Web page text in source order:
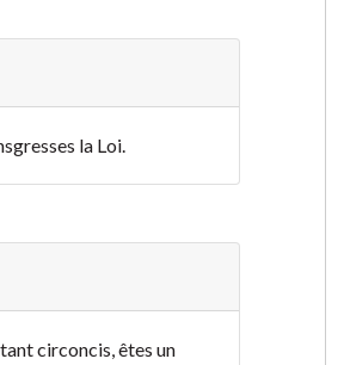
la Loi.
circoncis, êtes un